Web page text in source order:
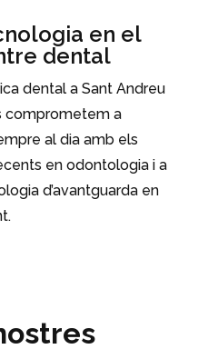
en el
dental
dental a Sant Andreu
comprometem a
al dia amb els
en odontologia i a
d’avantguarda en